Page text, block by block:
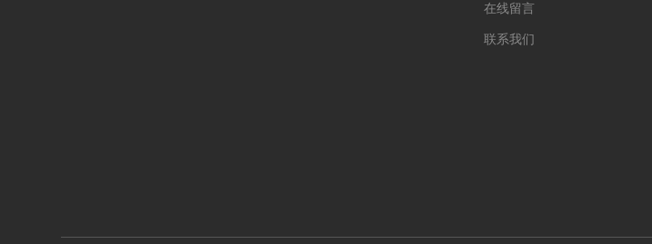
在线留言
联系我们